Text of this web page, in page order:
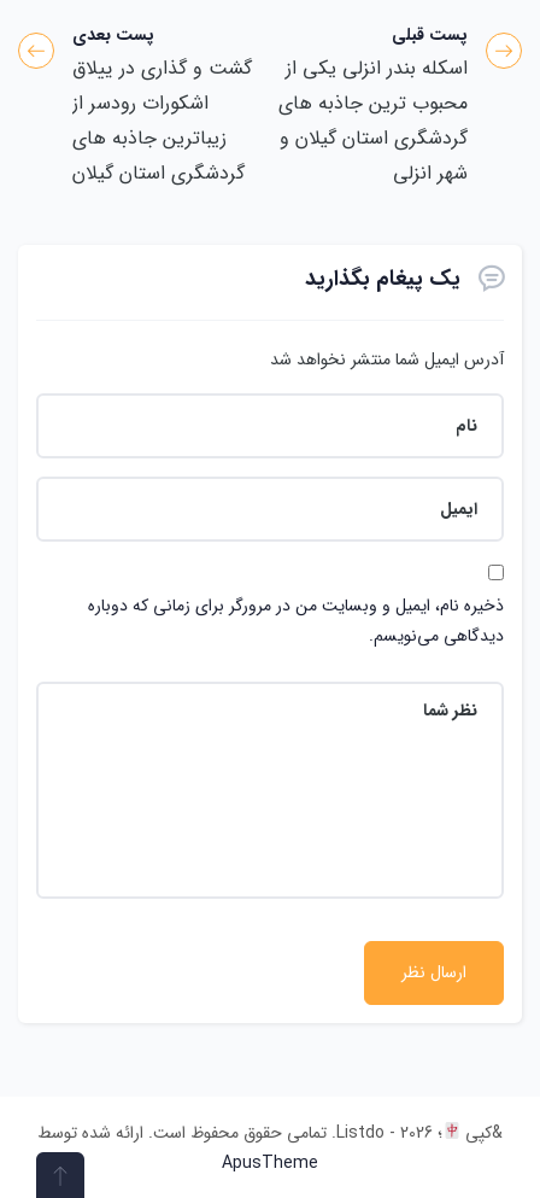
پست قبلی
اسکله بندر انزلی یکی از
محبوب ترین جاذبه های
گردشگری استان گیلان و
شهر انزلی
پست بعدی
گشت و گذاری در ییلاق
اشکورات رودسر از
زیباترین جاذبه های
گردشگری استان گیلان
یک پیغام بگذارید
آدرس ایمیل شما منتشر نخواهد شد
ذخیره نام، ایمیل و وبسایت من در مرورگر برای زمانی که دوباره
دیدگاهی می‌نویسم.
&کپی
؛ 2026 - Listdo. تمامی حقوق محفوظ است. ارائه شده توسط
ApusTheme